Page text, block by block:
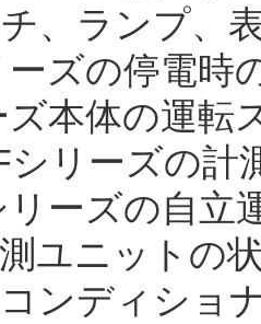
、ランプ、
ーズの停電時
ズ本体の運転
シリーズの
ーズの自立
ユニットの
ンディショ